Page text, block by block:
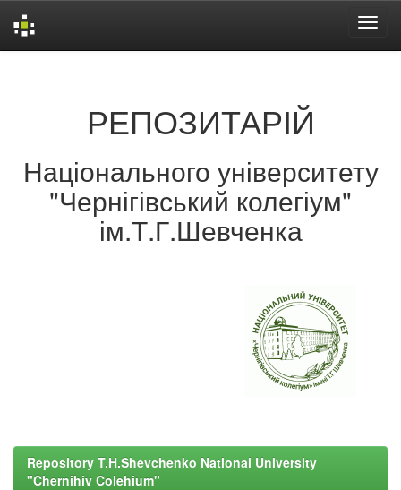
РЕПОЗИТАРІЙ
Національного університету
"Чернігівський колегіум"
ім.Т.Г.Шевченка
Repository T.H.Shevchenko National University
"Chernihiv Colehium"